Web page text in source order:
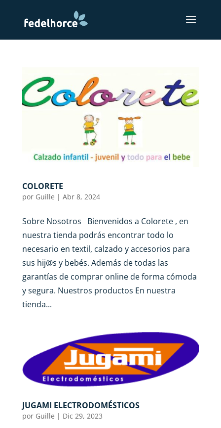
COLORETE
por Guille | Abr 8, 2024
Sobre Nosotros Bienvenidos a Colorete , en
nuestra tienda podrás encontrar todo lo
necesario en textil, calzado y accesorios para
sus hij@s y bebés. Además de todas las
garantías de comprar online de forma cómoda
y segura. Nuestros productos En nuestra
tienda...
JUGAMI ELECTRODOMÉSTICOS
por Guille | Dic 29, 2023